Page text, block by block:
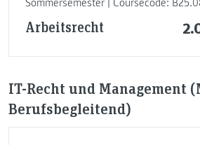
Arbeitsrecht
IT-Recht und Management
Berufsbegleitend)